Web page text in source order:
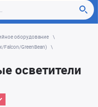
оборудование
Falcon/GreenBean)
осветители